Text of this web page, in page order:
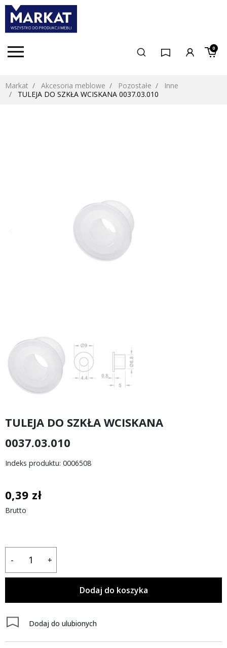
0
Markat Akcesoria meblowe Pozostałe
Inne
TULEJA DO SZKŁA WCISKANA 0037.03.010
TULEJA DO SZKŁA WCISKANA
0037.03.010
Indeks produktu: 0006508
0,39 zł
Brutto
- +
Dodaj do koszyka
Dodaj do ulubionych